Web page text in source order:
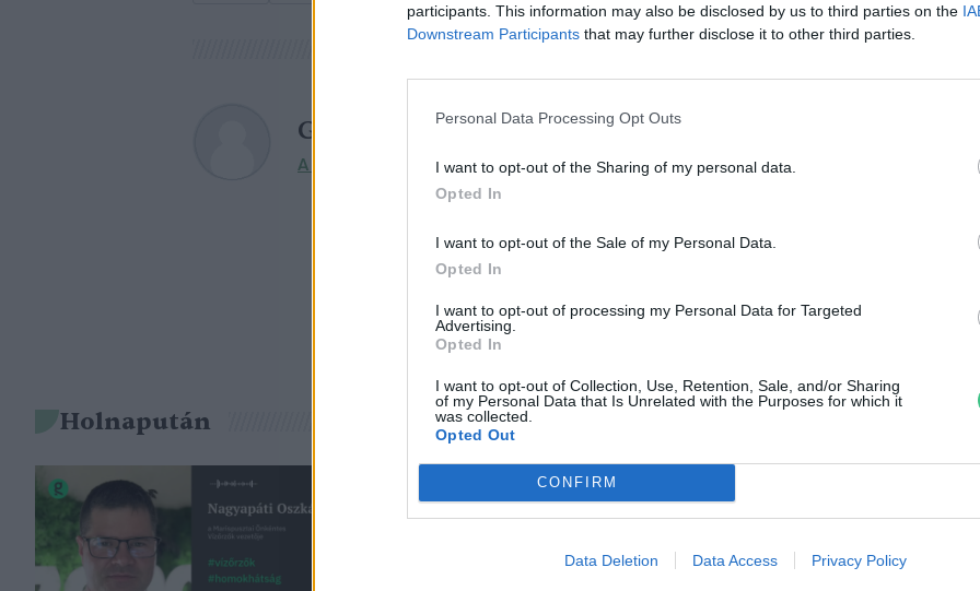
participants. This information may also be disclosed by us to third parties on the
Downstream Participants that may further disclose it to other third parties.
Personal Data Processing Opt Outs
I want to opt-out of the Sharing of my personal data.
Opted In
I want to opt-out of the Sale of my Personal Data.
Opted In
I want to opt-out of processing my Personal Data for Targeted
Advertising.
Opted In
I want to opt-out of Collection, Use, Retention, Sale, and/or Sharing
of my Personal Data that Is Unrelated with the Purposes for which it
was collected.
Opted Out
CONFIRM
Data Deletion Data Access Privacy Policy
Greendex szemle
A szerző további cikkei
Holnapután